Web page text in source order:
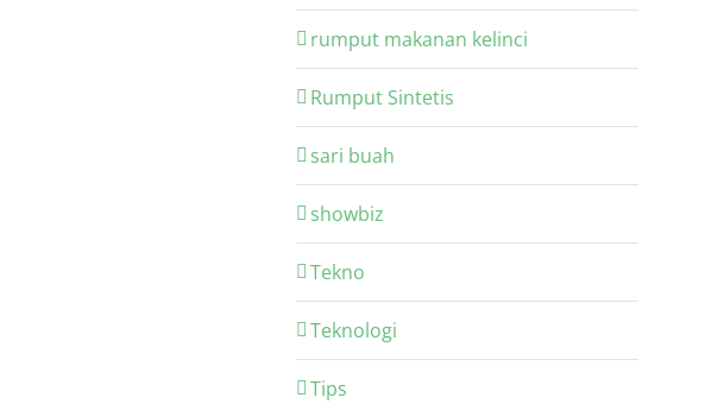
rumput makanan kelinci
Rumput Sintetis
sari buah
showbiz
Tekno
Teknologi
Tips